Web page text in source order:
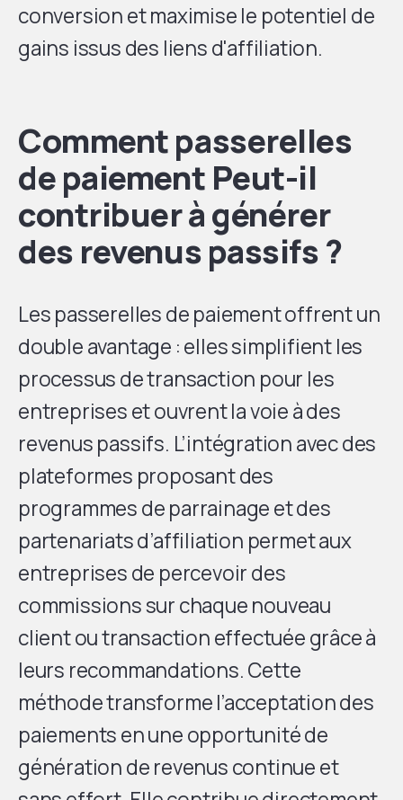
conversion et maximise le potentiel de
gains issus des liens d'affiliation.
Commentpasserelles
de paiement Peut-il
contribuer à générer
des revenus passifs ?
Les passerelles de paiement offrent un
double avantage : elles simplifient les
processus de transaction pour les
entreprises et ouvrent la voie à des
revenus passifs. L’intégration avec des
plateformes proposant des
programmes de parrainage et des
partenariats d’affiliation permet aux
entreprises de percevoir des
commissions sur chaque nouveau
client ou transaction effectuée grâce à
leurs recommandations. Cette
méthode transforme l’acceptation des
paiements en une opportunité de
génération de revenus continue et